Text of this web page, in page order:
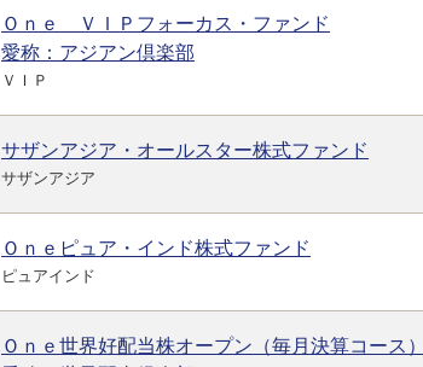
Ｏｎｅ ＶＩＰフォーカス・ファンド
愛称：アジアン倶楽部
ＶＩＰ
サザンアジア・オールスター株式ファンド
サザンアジア
Ｏｎｅピュア・インド株式ファンド
ピュアインド
Ｏｎｅ世界好配当株オープン（毎月決算コース）